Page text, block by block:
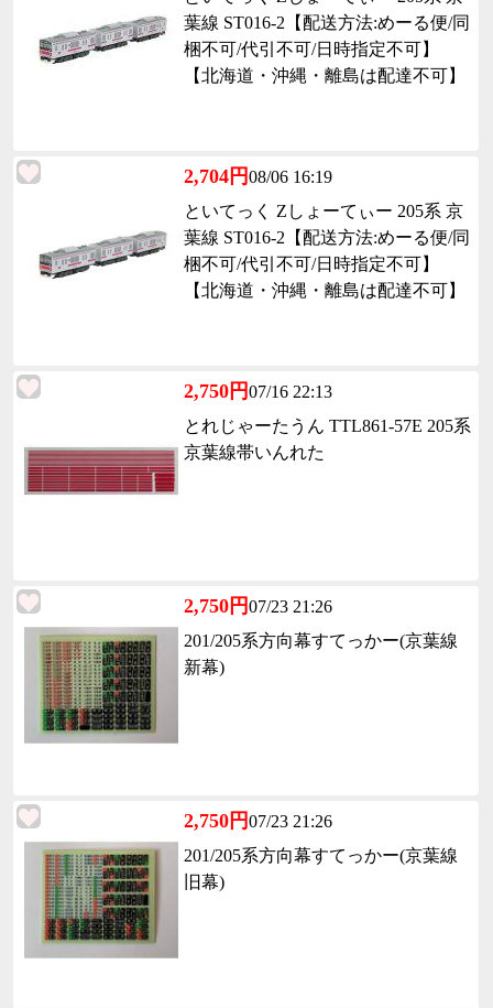
葉線 ST016-2【配送方法:めーる便/同
梱不可/代引不可/日時指定不可】
【北海道・沖縄・離島は配達不可】
2,704円08/06 16:19
といてっく Zしょーてぃー 205系 京
葉線 ST016-2【配送方法:めーる便/同
梱不可/代引不可/日時指定不可】
【北海道・沖縄・離島は配達不可】
2,750円07/16 22:13
とれじゃーたうん TTL861-57E 205系
京葉線帯いんれた
2,750円07/23 21:26
201/205系方向幕すてっかー(京葉線
新幕)
2,750円07/23 21:26
201/205系方向幕すてっかー(京葉線
旧幕)